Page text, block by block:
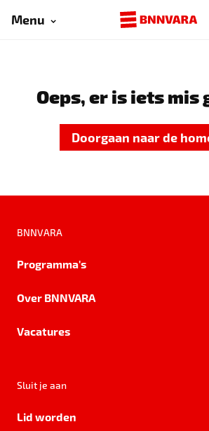
Menu
Oeps, er is iets mis
Doorgaan naar de
BNNVARA
Programma's
Over BNNVARA
Vacatures
Sluit je aan
Lid worden